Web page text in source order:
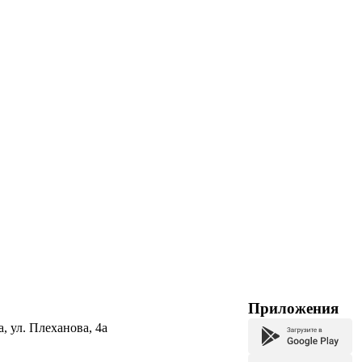
ул. Плеханова, 4а
Приложения